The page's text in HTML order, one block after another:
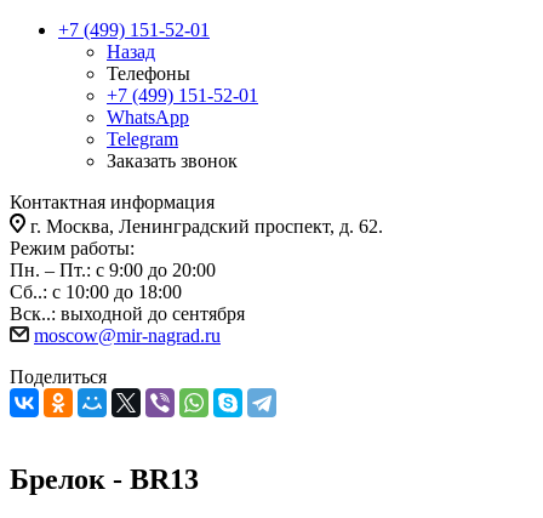
+7 (499) 151-52-01
Назад
Телефоны
+7 (499) 151-52-01
WhatsApp
Telegram
Заказать звонок
Контактная информация
г. Москва, Ленинградский проспект, д. 62.
Режим работы:
Пн. – Пт.: с 9:00 до 20:00
Сб..: с 10:00 до 18:00
Вск..: выходной до сентября
moscow@mir-nagrad.ru
Поделиться
Брелок - BR13